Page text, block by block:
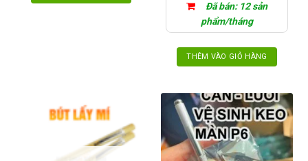
Đã bán: 12 sản
phẩm/tháng
THÊM VÀO GIỎ HÀNG